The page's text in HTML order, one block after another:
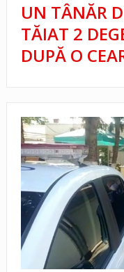
UN TÂNĂR
TĂIAT 2
DUPĂ O